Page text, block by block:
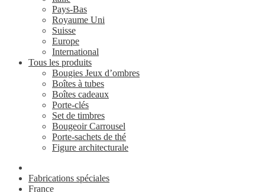
Pays-Bas
Royaume Uni
Suisse
Europe
International
Tous les produits
Bougies Jeux d’ombres
Boîtes à tubes
Boîtes cadeaux
Porte-clés
Set de timbres
Bougeoir Carrousel
Porte-sachets de thé
Figure architecturale
Fabrications spéciales
France